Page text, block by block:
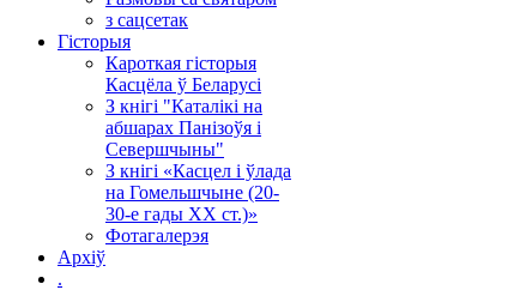
з сацсетак
Гісторыя
Кароткая гісторыя
Касцёла ў Беларусі
З кнігі "Каталікі на
абшарах Панізоўя і
Севершчыны"
З кнігі «Касцел і ўлада
на Гомельшчыне (20-
30-е гады ХХ ст.)»
Фотагалерэя
Архіў
.